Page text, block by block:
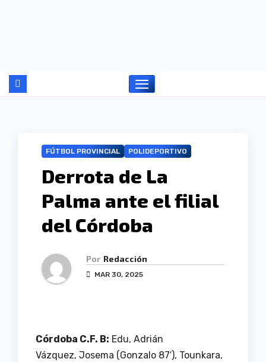
FÚTBOL PROVINCIAL POLIDEPORTIVO
Derrota de La
Palma ante el filial
del Córdoba
Por Redacción
MAR 30, 2025
Córdoba C.F. B: Edu, Adrián
Vázquez, Josema (Gonzalo 87′), Tounkara,